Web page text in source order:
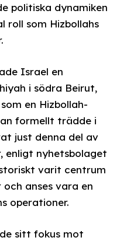
politiska dynamiken
roll som Hizbollahs
Israel en
i södra Beirut,
en Hizbollah-
formellt trädde i
just denna del av
enligt nyhetsbolaget
varit centrum
anses vara en
operationer.
sitt fokus mot